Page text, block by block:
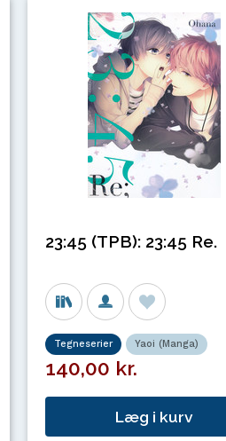
23:45 (TPB): 23:45 Re.
Tegneserier Yaoi (Manga)
140,00 kr.
Læg i kurv